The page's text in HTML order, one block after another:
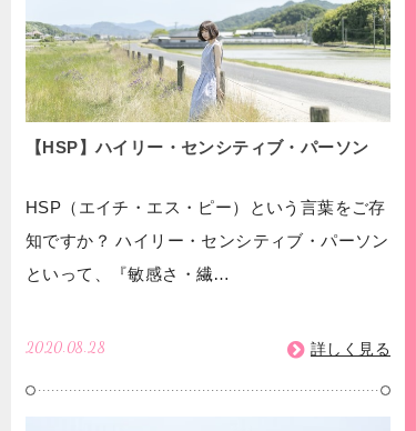
【HSP】ハイリー・センシティブ・パーソン
HSP（エイチ・エス・ピー）という言葉をご存
知ですか？ ハイリー・センシティブ・パーソン
といって、『敏感さ・繊…
2020.08.28 詳しく見る